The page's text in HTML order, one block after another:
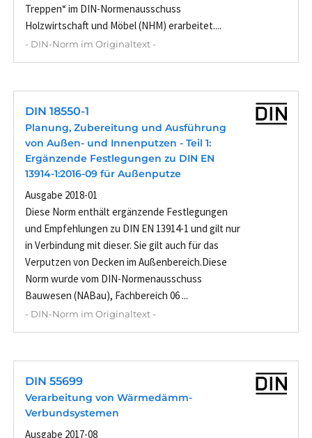
Treppen“ im DIN-Normenausschuss
Holzwirtschaft und Möbel (NHM) erarbeitet....
- DIN-Norm im Originaltext -
DIN 18550-1
Planung, Zubereitung und Ausführung
von Außen- und Innenputzen - Teil 1:
Ergänzende Festlegungen zu DIN EN
13914-1:2016-09 für Außenputze
Ausgabe 2018-01
Diese Norm enthält ergänzende Festlegungen
und Empfehlungen zu DIN EN 13914-1 und gilt nur
in Verbindung mit dieser. Sie gilt auch für das
Verputzen von Decken im Außenbereich.Diese
Norm wurde vom DIN-Normenausschuss
Bauwesen (NABau), Fachbereich 06 ...
- DIN-Norm im Originaltext -
DIN 55699
Verarbeitung von Wärmedämm-
Verbundsystemen
Ausgabe 2017-08